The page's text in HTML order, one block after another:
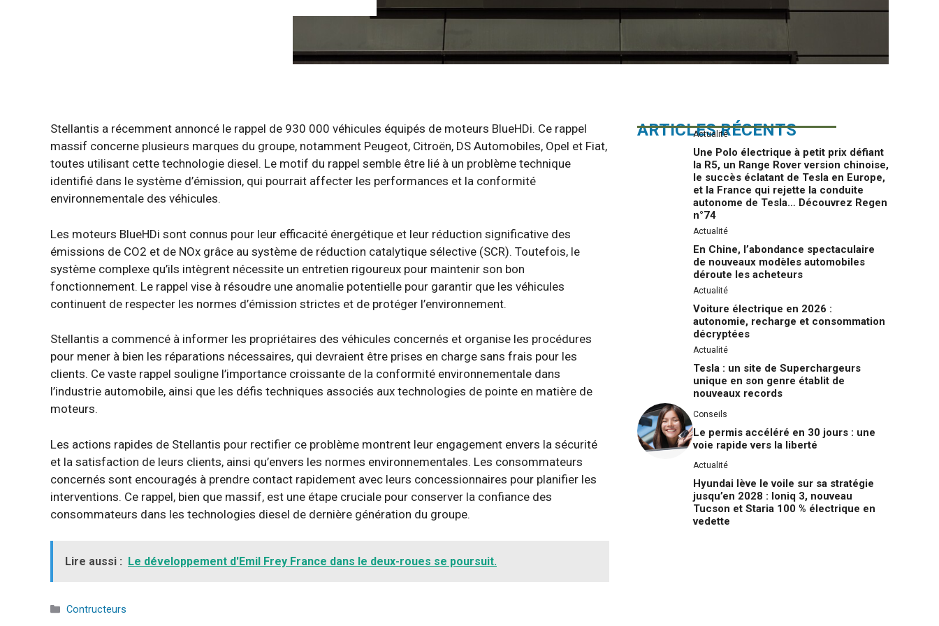
Stellantis a récemment annoncé le rappel de 930 000 véhicules équipés de moteurs BlueHDi. Ce rappel
massif concerne plusieurs marques du groupe, notamment Peugeot, Citroën, DS Automobiles, Opel et Fiat,
toutes utilisant cette technologie diesel. Le motif du rappel semble être lié à un problème technique
identifié dans le système d’émission, qui pourrait affecter les performances et la conformité
environnementale des véhicules.
Les moteurs BlueHDi sont connus pour leur efficacité énergétique et leur réduction significative des
émissions de CO2 et de NOx grâce au système de réduction catalytique sélective (SCR). Toutefois, le
système complexe qu’ils intègrent nécessite un entretien rigoureux pour maintenir son bon
fonctionnement. Le rappel vise à résoudre une anomalie potentielle pour garantir que les véhicules
continuent de respecter les normes d’émission strictes et de protéger l’environnement.
Stellantis a commencé à informer les propriétaires des véhicules concernés et organise les procédures
pour mener à bien les réparations nécessaires, qui devraient être prises en charge sans frais pour les
clients. Ce vaste rappel souligne l’importance croissante de la conformité environnementale dans
l’industrie automobile, ainsi que les défis techniques associés aux technologies de pointe en matière de
moteurs.
Les actions rapides de Stellantis pour rectifier ce problème montrent leur engagement envers la sécurité
et la satisfaction de leurs clients, ainsi qu’envers les normes environnementales. Les consommateurs
concernés sont encouragés à prendre contact rapidement avec leurs concessionnaires pour planifier les
interventions. Ce rappel, bien que massif, est une étape cruciale pour conserver la confiance des
consommateurs dans les technologies diesel de dernière génération du groupe.
Lire aussi : Le développement d'Emil Frey France dans le deux-roues se poursuit.
Catégories
Contructeurs
ARTICLES RÉCENTS
Actualité
Une Polo électrique à petit prix défiant
la R5, un Range Rover version chinoise,
le succès éclatant de Tesla en Europe,
et la France qui rejette la conduite
autonome de Tesla… Découvrez Regen
n°74
Actualité
En Chine, l’abondance spectaculaire
de nouveaux modèles automobiles
déroute les acheteurs
Actualité
Voiture électrique en 2026 :
autonomie, recharge et consommation
décryptées
Actualité
Tesla : un site de Superchargeurs
unique en son genre établit de
nouveaux records
Conseils
Le permis accéléré en 30 jours : une
voie rapide vers la liberté
Actualité
Hyundai lève le voile sur sa stratégie
jusqu’en 2028 : Ioniq 3, nouveau
Tucson et Staria 100 % électrique en
vedette